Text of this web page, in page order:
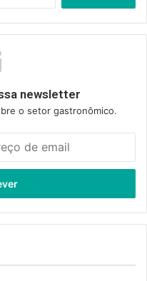
newsletter
o setor gastronômico.